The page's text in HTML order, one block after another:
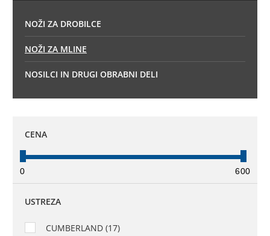
NOŽI ZA DROBILCE
NOŽI ZA MLINE
NOSILCI IN DRUGI OBRABNI DELI
CENA
0 600
USTREZA
CUMBERLAND (17)